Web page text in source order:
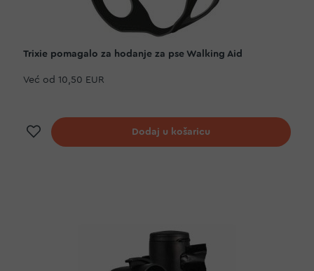
Trixie pomagalo za hodanje za pse Walking Aid
Već od 10,50 EUR
Dodaj na listu želja
Dodaj u košaricu